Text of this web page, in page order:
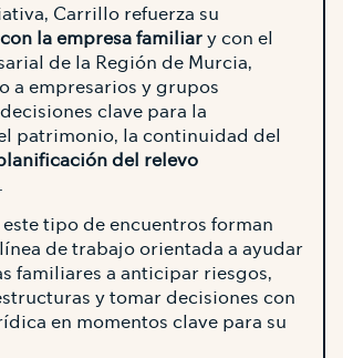
Carrillo refuerza su
la empresa familiary con el
de la Región de Murcia,
a empresarios y grupos
clave para la
patrimonio, la continuidad del
del relevo
.
tipo de encuentros forman
de trabajo orientada a ayudar
familiares a anticipar riesgos,
y tomar decisiones con
en momentos clave para su